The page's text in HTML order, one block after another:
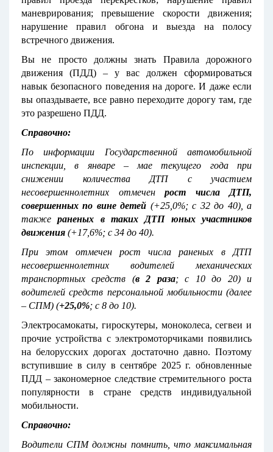
маневрирования; превышение скорости движения;
нарушение правил обгона и выезда на полосу
встречного движения.
Вы не просто должны знать Правила дорожного
движения (ПДД) – у вас должен сформироваться
навык безопасного поведения на дороге. И даже если
вы опаздываете, все равно переходите дорогу там, где
это разрешено ПДД.
Справочно:
По информации Государственной автомобильной
инспекции, в январе – мае текущего года при
снижении количества ДТП с участием
несовершеннолетних отмечен рост числа ДТП,
совершенных по вине детей (+25,0%; с 32 до 40), а
такжераненых в таких ДТП юных участников
движения (+17,6%; с 34 до 40).
При этом отмечен рост числа раненых в ДТП
несовершеннолетних водителей механических
транспортных средств (в 2 раза; с 10 до 20) и
водителей средств персональной мобильности (далее
– СПМ) (+25,0%; с 8 до 10).
Электросамокаты, гироскутеры, моноколеса, сегвеи и
прочие устройства с электромоторчиками появились
на белорусских дорогах достаточно давно. Поэтому
вступившие в силу в сентябре 2025 г. обновленные
ПДД – закономерное следствие стремительного роста
популярности в стране средств индивидуальной
мобильности.
Справочно:
Водители СПМ должны помнить, что максимальная